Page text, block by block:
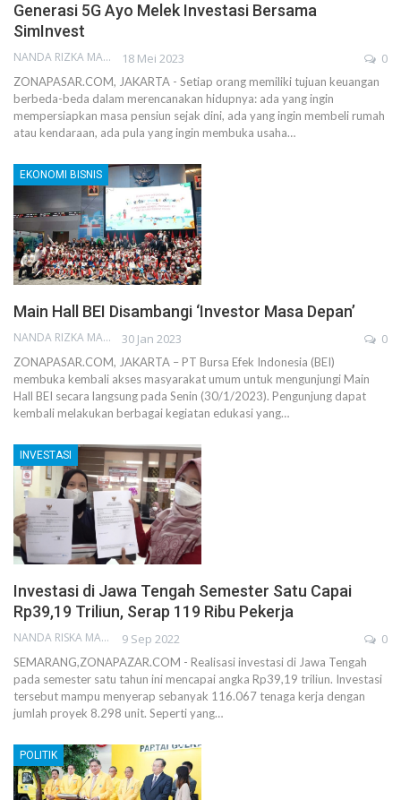
Generasi 5G Ayo Melek Investasi Bersama
SimInvest
NANDA RIZKA MAHENDRA 18 Mei 2023 0
ZONAPASAR.COM, JAKARTA - Setiap orang memiliki tujuan keuangan
berbeda-beda dalam merencanakan hidupnya: ada yang ingin
mempersiapkan masa pensiun sejak dini, ada yang ingin membeli rumah
atau kendaraan, ada pula yang ingin membuka usaha…
EKONOMI BISNIS
Main Hall BEI Disambangi ‘Investor Masa Depan’
NANDA RIZKA MAHENDRA 30 Jan 2023 0
ZONAPASAR.COM, JAKARTA – PT Bursa Efek Indonesia (BEI)
membuka kembali akses masyarakat umum untuk mengunjungi Main
Hall BEI secara langsung pada Senin (30/1/2023). Pengunjung dapat
kembali melakukan berbagai kegiatan edukasi yang…
INVESTASI
Investasi di Jawa Tengah Semester Satu Capai
Rp39,19 Triliun, Serap 119 Ribu Pekerja
NANDA RISKA MAHENDRA 9 Sep 2022 0
SEMARANG,ZONAPAZAR.COM - Realisasi investasi di Jawa Tengah
pada semester satu tahun ini mencapai angka Rp39,19 triliun. Investasi
tersebut mampu menyerap sebanyak 116.067 tenaga kerja dengan
jumlah proyek 8.298 unit. Seperti yang…
POLITIK